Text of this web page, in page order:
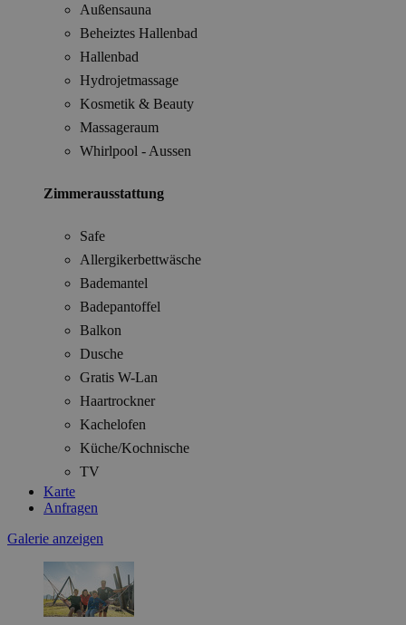
Außensauna
Beheiztes Hallenbad
Hallenbad
Hydrojetmassage
Kosmetik & Beauty
Massageraum
Whirlpool - Aussen
Zimmerausstattung
Safe
Allergikerbettwäsche
Bademantel
Badepantoffel
Balkon
Dusche
Gratis W-Lan
Haartrockner
Kachelofen
Küche/Kochnische
TV
Karte
Anfragen
Galerie anzeigen